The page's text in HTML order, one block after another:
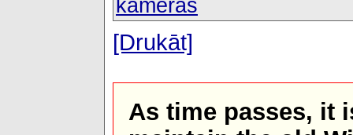
kameras
[Drukāt]
As time passes, it